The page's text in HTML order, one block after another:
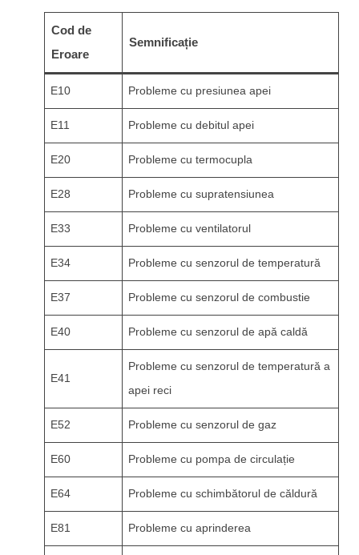
Cod de
Eroare
Semnificație
E10 Probleme cu presiunea apei
E11 Probleme cu debitul apei
E20 Probleme cu termocupla
E28 Probleme cu supratensiunea
E33 Probleme cu ventilatorul
E34 Probleme cu senzorul de temperatură
E37 Probleme cu senzorul de combustie
E40 Probleme cu senzorul de apă caldă
E41
Probleme cu senzorul de temperatură a
apei reci
E52 Probleme cu senzorul de gaz
E60 Probleme cu pompa de circulație
E64 Probleme cu schimbătorul de căldură
E81 Probleme cu aprinderea